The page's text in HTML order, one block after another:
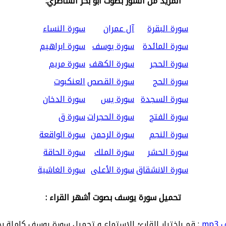
سورة البقرة
آل عمران
سورة النساء
سورة المائدة سورة يوسف سورة ابراهيم
سورة الحجر
سورة الكهف سورة مريم
سورة الحج
سورة القصصالعنكبوت
سورة السجدة سورة يس
سورة الدخان
سورة الفتح
سورة الحجراتسورة ق
سورة النجم
سورة الرحمن سورة الواقعة
سورة الحشر
سورة الملك سورة الحاقة
سورة الانشقاقسورة الأعلى سورة الغاشية
تحميل سورة يوسف بصوت أشهر القراء :